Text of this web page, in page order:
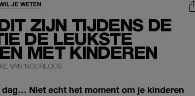
ZIJN TIJDENS DE
DE LEUKSTE
MET KINDEREN
JE WETEN
VAN NOORLOOS
Niet echt het moment om je kinderen